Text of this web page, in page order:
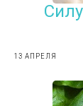
13 АПРЕЛЯ